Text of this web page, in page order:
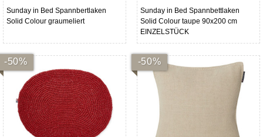
Sunday in Bed Spannbertlaken
Solid Colour graumeliert
Sunday in Bed Spannbettlaken
Solid Colour taupe 90x200 cm
EINZELSTÜCK
-50% -50%